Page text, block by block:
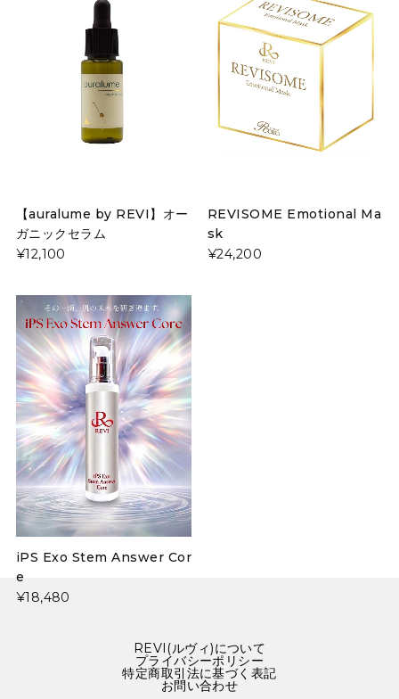
【auralume by REVI】オー
ガニックセラム
¥12,100
REVISOME Emotional Ma
sk
¥24,200
iPS Exo Stem Answer Cor
e
¥18,480
REVI(ルヴィ)について
プライバシーポリシー
特定商取引法に基づく表記
お問い合わせ